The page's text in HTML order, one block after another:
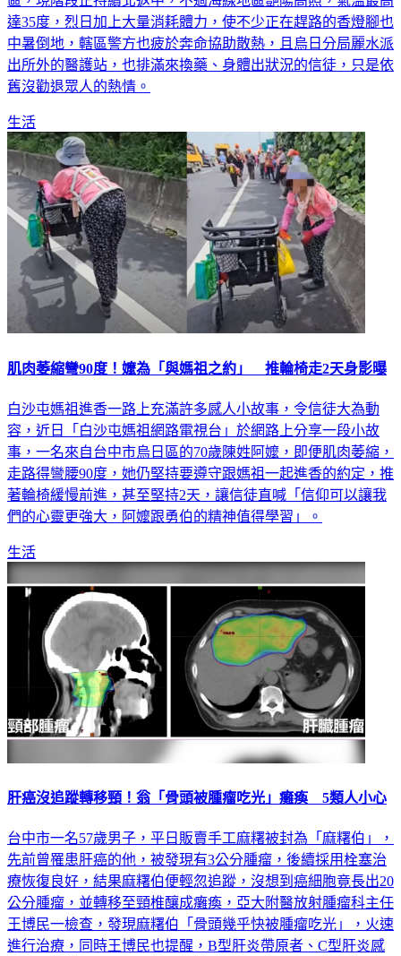
達35度，烈日加上大量消耗體力，使不少正在趕路的香燈腳也
中暑倒地，轄區警方也疲於奔命協助散熱，且烏日分局麗水派
出所外的醫護站，也排滿來換藥、身體出狀況的信徒，只是依
舊沒勸退眾人的熱情。
生活
肌肉萎縮彎90度！嬤為「與媽祖之約」 推輪椅走2天身影曝
白沙屯媽祖進香一路上充滿許多感人小故事，令信徒大為動
容，近日「白沙屯媽祖網路電視台」於網路上分享一段小故
事，一名來自台中市烏日區的70歲陳姓阿嬤，即便肌肉萎縮，
走路得彎腰90度，她仍堅持要遵守跟媽祖一起進香的約定，推
著輪椅緩慢前進，甚至堅持2天，讓信徒直喊「信仰可以讓我
們的心靈更強大，阿嬤跟勇伯的精神值得學習」。
生活
肝癌沒追蹤轉移頸！翁「骨頭被腫瘤吃光」癱瘓 5類人小心
台中市一名57歲男子，平日販賣手工麻糬被封為「麻糬伯」，
先前曾罹患肝癌的他，被發現有3公分腫瘤，後續採用栓塞治
療恢復良好，結果麻糬伯便輕忽追蹤，沒想到癌細胞竟長出20
公分腫瘤，並轉移至頸椎釀成癱瘓，亞大附醫放射腫瘤科主任
王博民一檢查，發現麻糬伯「骨頭幾乎快被腫瘤吃光」，火速
進行治療，同時王博民也提醒，B型肝炎帶原者、C型肝炎感